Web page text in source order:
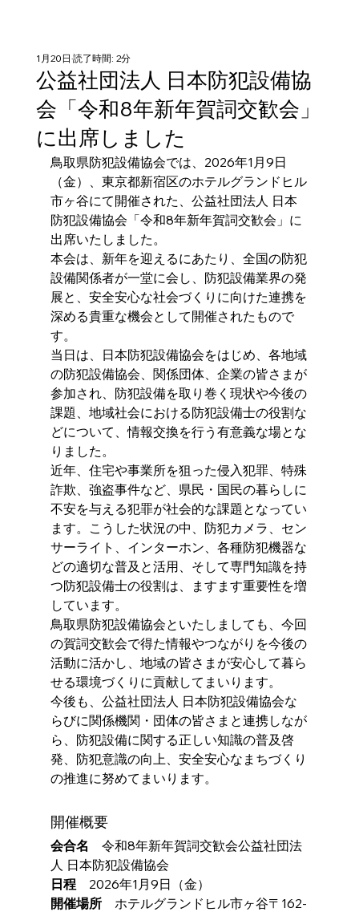
公益社団法人 日本防犯設備協
会「令和8年新年賀詞交歓会」
に出席しました
1月20日 読了時間: 2分
鳥取県防犯設備協会では、2026年1月9日
（金）、東京都新宿区のホテルグランドヒル
市ヶ谷にて開催された、公益社団法人 日本
防犯設備協会「令和8年新年賀詞交歓会」に
出席いたしました。
本会は、新年を迎えるにあたり、全国の防犯
設備関係者が一堂に会し、防犯設備業界の発
展と、安全安心な社会づくりに向けた連携を
深める貴重な機会として開催されたもので
す。
当日は、日本防犯設備協会をはじめ、各地域
の防犯設備協会、関係団体、企業の皆さまが
参加され、防犯設備を取り巻く現状や今後の
課題、地域社会における防犯設備士の役割な
どについて、情報交換を行う有意義な場とな
りました。
近年、住宅や事業所を狙った侵入犯罪、特殊
詐欺、強盗事件など、県民・国民の暮らしに
不安を与える犯罪が社会的な課題となってい
ます。こうした状況の中、防犯カメラ、セン
サーライト、インターホン、各種防犯機器な
どの適切な普及と活用、そして専門知識を持
つ防犯設備士の役割は、ますます重要性を増
しています。
鳥取県防犯設備協会といたしましても、今回
の賀詞交歓会で得た情報やつながりを今後の
活動に活かし、地域の皆さまが安心して暮ら
せる環境づくりに貢献してまいります。
今後も、公益社団法人 日本防犯設備協会な
らびに関係機関・団体の皆さまと連携しなが
ら、防犯設備に関する正しい知識の普及啓
発、防犯意識の向上、安全安心なまちづくり
の推進に努めてまいります。
開催概要
会合名 令和8年新年賀詞交歓会公益社団法
人 日本防犯設備協会
日程 2026年1月9日（金）
開催場所 ホテルグランドヒル市ヶ谷〒162-